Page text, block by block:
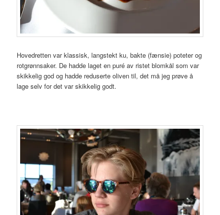
Hovedretten var klassisk, langstekt ku, bakte (fænsie) poteter og
rotgrønnsaker. De hadde laget en puré av ristet blomkål som var
skikkelig god og hadde reduserte oliven til, det må jeg prøve å
lage selv for det var skikkelig godt.